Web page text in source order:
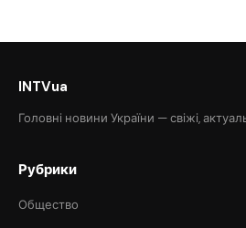
INTVua
Головні новини України — свіжі,
Рубрики
Общество